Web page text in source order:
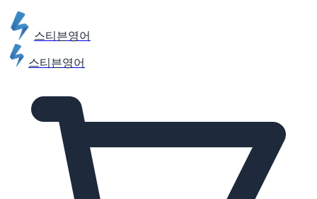
스티븐영어
스티븐영어